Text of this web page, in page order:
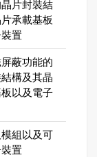
片封裝結
承載基板
置
蔽功能的
構及其晶
以及電子
組以及可
置